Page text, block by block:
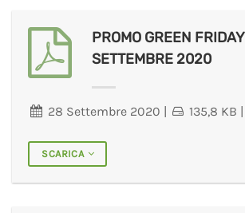
PROMO GREEN FRIDAY
SETTEMBRE 2020
28 Settembre 2020 | 135,8 KB |
SCARICA